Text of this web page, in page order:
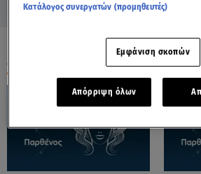
ΟΛΑ ΤΑ ΒΙΝΤΕΟ
Κατάλογος συνεργατών (προμηθευτές)
Εμφάνιση σκοπών
Απόρριψη όλων